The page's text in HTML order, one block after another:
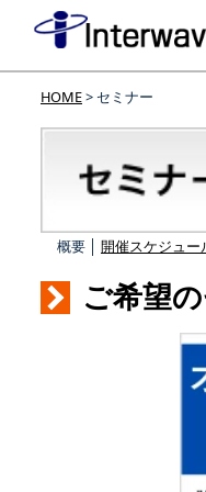
HOME> セミナー
概要 │ 開催スケジュー
ご希望